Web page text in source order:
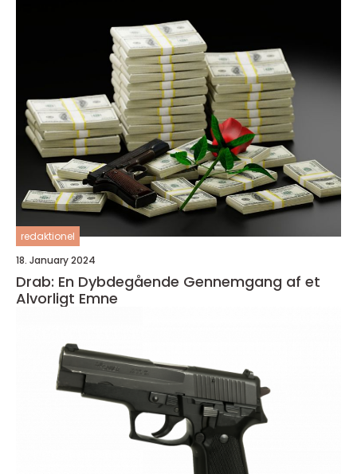
redaktionel
18. January 2024
Drab: En Dybdegående Gennemgang af et
Alvorligt Emne